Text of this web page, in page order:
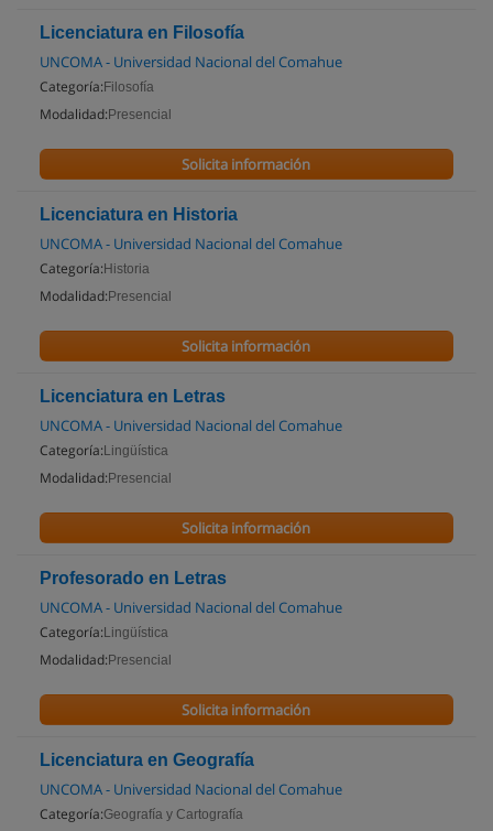
Licenciatura en Filosofía
UNCOMA - Universidad Nacional del Comahue
Categoría: Filosofía
Modalidad: Presencial
Solicita información
Licenciatura en Historia
UNCOMA - Universidad Nacional del Comahue
Categoría: Historia
Modalidad: Presencial
Solicita información
Licenciatura en Letras
UNCOMA - Universidad Nacional del Comahue
Categoría: Lingüística
Modalidad: Presencial
Solicita información
Profesorado en Letras
UNCOMA - Universidad Nacional del Comahue
Categoría: Lingüística
Modalidad: Presencial
Solicita información
Licenciatura en Geografía
UNCOMA - Universidad Nacional del Comahue
Categoría:Geografía y Cartografía